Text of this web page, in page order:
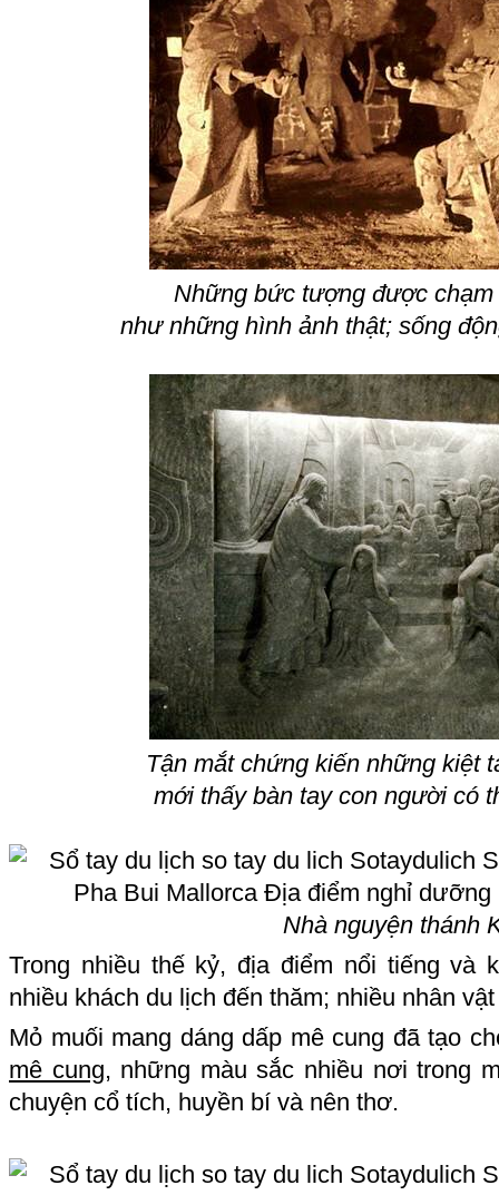
Những bức tượng được chạm
như những hình ảnh thật; sống
Tận mắt chứng kiến những kiệt
mới thấy bàn tay con người có
Nhà nguyện thánh
Trong nhiều thế kỷ, địa điểm nổi tiếng và
nhiều khách du lịch đến thăm; nhiều nhân
Mỏ muối mang dáng dấp mê cung đã tạo
mê cung, những màu sắc nhiều nơi trong
chuyện cổ tích, huyền bí và nên thơ.